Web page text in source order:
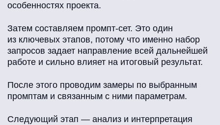
особенностях проекта.
Затем составляем промпт-сет. Это один
из ключевых этапов, потому что именно набор
запросов задает направление всей дальнейшей
работе и сильно влияет на итоговый результат.
После этого проводим замеры по выбранным
промптам и связанным с ними параметрам.
Следующий этап — анализ и интерпретация